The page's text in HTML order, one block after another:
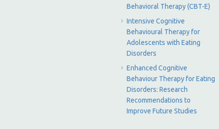
Behavioral Therapy (CBT-E)
Intensive Cognitive
Behavioural Therapy for
Adolescents with Eating
Disorders
Enhanced Cognitive
Behaviour Therapy for Eating
Disorders: Research
Recommendations to
Improve Future Studies